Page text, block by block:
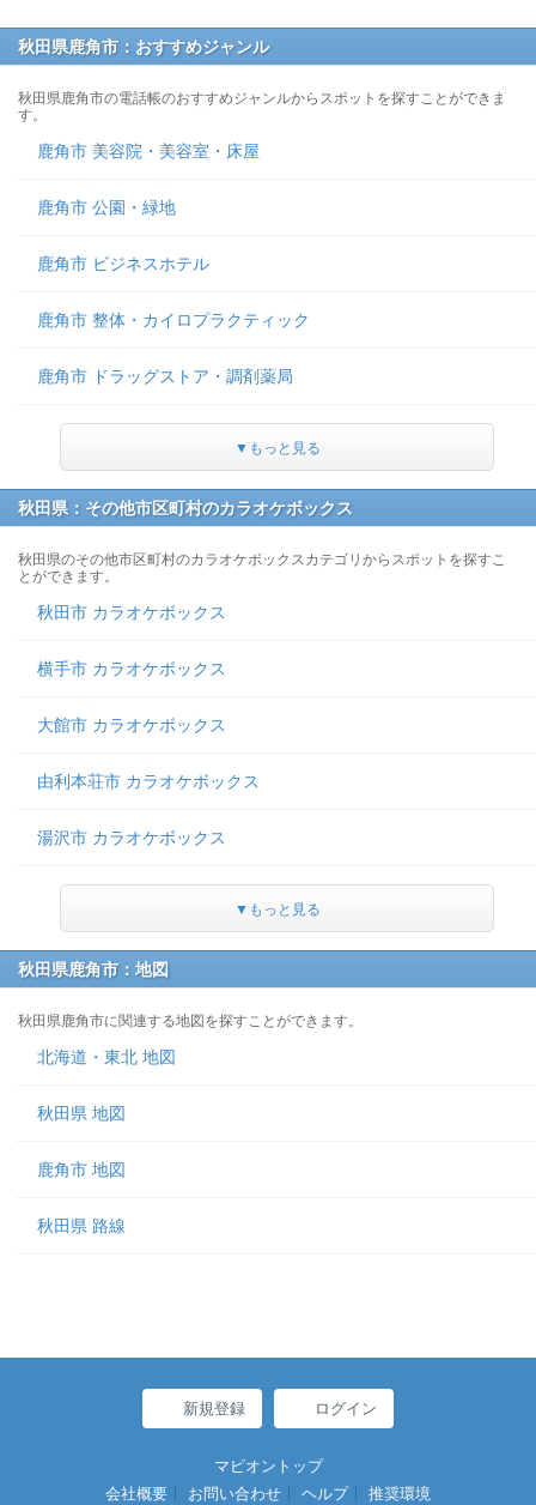
秋田県鹿角市：おすすめジャンル
秋田県鹿角市の電話帳のおすすめジャンルからスポットを探すことができま
す。
鹿角市 美容院・美容室・床屋
鹿角市 公園・緑地
鹿角市 ビジネスホテル
鹿角市 整体・カイロプラクティック
鹿角市 ドラッグストア・調剤薬局
▼もっと見る
秋田県：その他市区町村のカラオケボックス
秋田県のその他市区町村のカラオケボックスカテゴリからスポットを探すこ
とができます。
秋田市 カラオケボックス
横手市 カラオケボックス
大館市 カラオケボックス
由利本荘市 カラオケボックス
湯沢市 カラオケボックス
▼もっと見る
秋田県鹿角市：地図
秋田県鹿角市に関連する地図を探すことができます。
北海道・東北 地図
秋田県 地図
鹿角市 地図
秋田県 路線
新規登録 ログイン
マピオントップ
会社概要
お問い合わせ ヘルプ 推奨環境